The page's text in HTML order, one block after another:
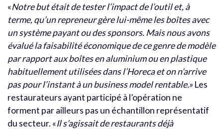
«Notre but était de tester l’impact de l’outil et, à
terme, qu’un repreneur gère lui-même les boîtes avec
un système payant ou des sponsors. Mais nous avons
évalué la faisabilité économique de ce genre de modèle
par rapport aux boîtes en aluminium ou en plastique
habituellement utilisées dans l’Horeca et on n’arrive
pas pour l’instant à un business model rentable.» Les
restaurateurs ayant participé à l’opération ne
forment par ailleurs pas un échantillon représentatif
du secteur. «Il s’agissait de restaurants déjà